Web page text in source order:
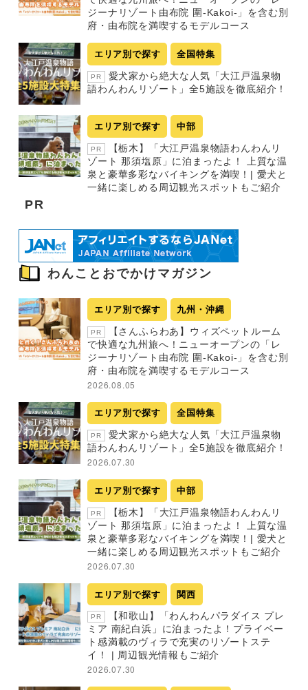
ジーナリゾート由布院 圍-Kakoi-」を含む別
府・由布院を満喫するモデルコース
エリア別で探す 全国特集
PR
愛犬家から絶大な人気「大江戸温泉物
語わんわんリゾート」全5施設を徹底紹介！
エリア別で探す 中部
PR
【栃木】「大江戸温泉物語わんわんリ
ゾート 那須塩原」に泊まったよ！ 上質な温
泉と豪華多彩なバイキングを満喫！| 愛犬と
一緒に楽しめる周辺観光スポットもご紹介
PR
わんことおでかけマガジン
エリア別で探す 九州・沖縄
PR
【さんふらわあ】ウィズペットルーム
で快適な九州旅へ！ニューオープンの「レ
ジーナリゾート由布院 圍-Kakoi-」を含む別
府・由布院を満喫するモデルコース
2026.08.05
エリア別で探す 全国特集
PR
愛犬家から絶大な人気「大江戸温泉物
語わんわんリゾート」全5施設を徹底紹介！
2026.07.30
エリア別で探す 中部
PR
【栃木】「大江戸温泉物語わんわんリ
ゾート 那須塩原」に泊まったよ！ 上質な温
泉と豪華多彩なバイキングを満喫！| 愛犬と
一緒に楽しめる周辺観光スポットもご紹介
2026.07.30
エリア別で探す 関西
PR
【和歌山】「わんわんパラダイス プレ
ミア 南紀白浜」に泊まったよ！プライベー
ト感満載のヴィラで充実のリゾートステ
イ！ | 周辺観光情報もご紹介
2026.07.30